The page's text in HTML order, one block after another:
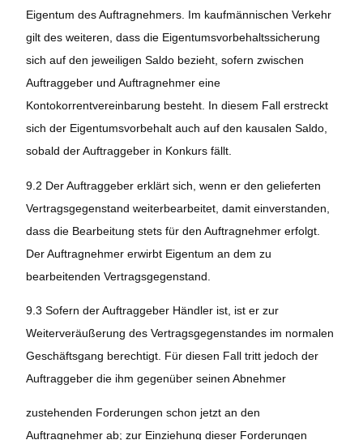
Eigentum des Auftragnehmers. Im kaufmännischen Verkehr
gilt des weiteren, dass die Eigentumsvorbehaltssicherung
sich auf den jeweiligen Saldo bezieht, sofern zwischen
Auftraggeber und Auftragnehmer eine
Kontokorrentvereinbarung besteht. In diesem Fall erstreckt
sich der Eigentumsvorbehalt auch auf den kausalen Saldo,
sobald der Auftraggeber in Konkurs fällt.
9.2 Der Auftraggeber erklärt sich, wenn er den gelieferten
Vertragsgegenstand weiterbearbeitet, damit einverstanden,
dass die Bearbeitung stets für den Auftragnehmer erfolgt.
Der Auftragnehmer erwirbt Eigentum an dem zu
bearbeitenden Vertragsgegenstand.
9.3 Sofern der Auftraggeber Händler ist, ist er zur
Weiterveräußerung des Vertragsgegenstandes im normalen
Geschäftsgang berechtigt. Für diesen Fall tritt jedoch der
Auftraggeber die ihm gegenüber seinen Abnehmer
zustehenden Forderungen schon jetzt an den
Auftragnehmer ab; zur Einziehung dieser Forderungen